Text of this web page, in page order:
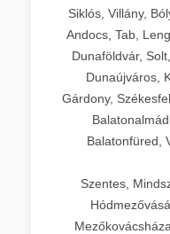
Siklós, Villány,
Andocs, Tab,
Dunaföldvár,
Dunaújváros,
Gárdony,
Balatonfüred,
Szentes,